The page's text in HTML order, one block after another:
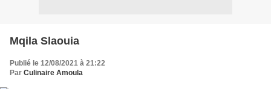
Mqila Slaouia
Publié le 12/08/2021 à 21:22
Par Culinaire Amoula